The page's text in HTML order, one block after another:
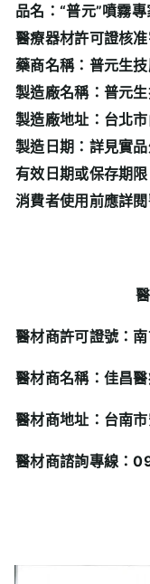
品名：“普元”噴霧
醫療器材許可證核
藥商名稱：普元生
製造廠名稱：普元
製造廠地址：台北
製造日期：詳見實
有效日期或保存期
消費者使用前應詳
醫材商許可證號：
醫材商名稱：佳昌
醫材商地址：台南
醫材商諮詢專線